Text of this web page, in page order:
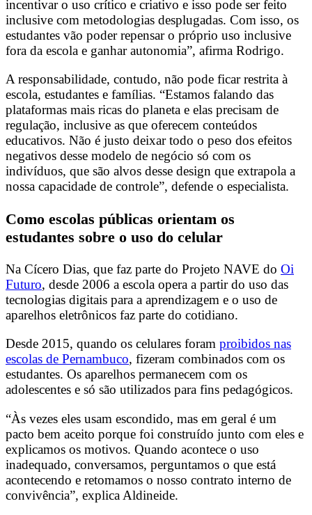
incentivar o uso crítico e criativo e isso pode ser feito
inclusive com metodologias desplugadas. Com isso, os
estudantes vão poder repensar o próprio uso inclusive
fora da escola e ganhar autonomia”, afirma Rodrigo.
A responsabilidade, contudo, não pode ficar restrita à
escola, estudantes e famílias. “Estamos falando das
plataformas mais ricas do planeta e elas precisam de
regulação, inclusive as que oferecem conteúdos
educativos. Não é justo deixar todo o peso dos efeitos
negativos desse modelo de negócio só com os
indivíduos, que são alvos desse design que extrapola a
nossa capacidade de controle”, defende o especialista.
Como escolas públicas orientam os
estudantes sobre o uso do celular
Na Cícero Dias, que faz parte do Projeto NAVE do Oi
Futuro, desde 2006 a escola opera a partir do uso das
tecnologias digitais para a aprendizagem e o uso de
aparelhos eletrônicos faz parte do cotidiano.
Desde 2015, quando os celulares foram proibidos nas
escolas de Pernambuco, fizeram combinados com os
estudantes. Os aparelhos permanecem com os
adolescentes e só são utilizados para fins pedagógicos.
“Às vezes eles usam escondido, mas em geral é um
pacto bem aceito porque foi construído junto com eles e
explicamos os motivos. Quando acontece o uso
inadequado, conversamos, perguntamos o que está
acontecendo e retomamos o nosso contrato interno de
convivência”, explica Aldineide.